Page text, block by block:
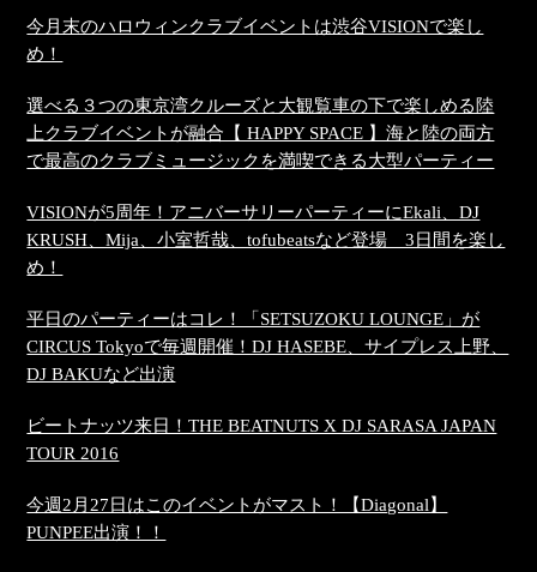
今月末のハロウィンクラブイベントは渋谷VISIONで楽し
め！
選べる３つの東京湾クルーズと大観覧車の下で楽しめる陸
上クラブイベントが融合【 HAPPY SPACE 】海と陸の両方
で最高のクラブミュージックを満喫できる大型パーティー
VISIONが5周年！アニバーサリーパーティーにEkali、DJ
KRUSH、Mija、小室哲哉、tofubeatsなど登場 3日間を楽し
め！
平日のパーティーはコレ！「SETSUZOKU LOUNGE」が
CIRCUS Tokyoで毎週開催！DJ HASEBE、サイプレス上野、
DJ BAKUなど出演
ビートナッツ来日！THE BEATNUTS X DJ SARASA JAPAN
TOUR 2016
今週2月27日はこのイベントがマスト！【Diagonal】
PUNPEE出演！！